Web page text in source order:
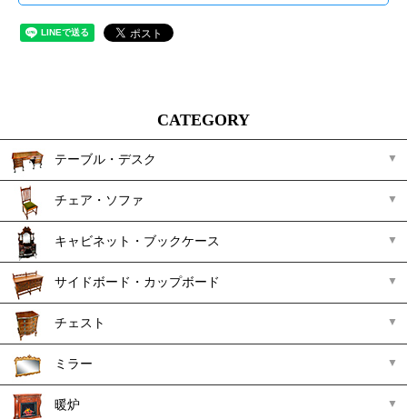
CATEGORY
テーブル・デスク
チェア・ソファ
キャビネット・ブックケース
サイドボード・カップボード
チェスト
ミラー
暖炉